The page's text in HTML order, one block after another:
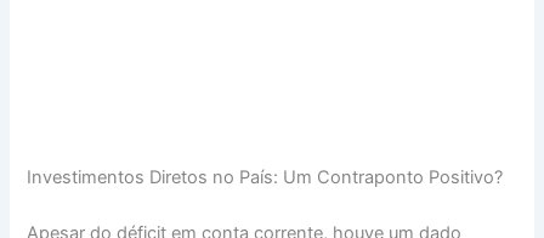
Investimentos Diretos no País: Um Contraponto Positivo?
Apesar do déficit em conta corrente, houve um dado